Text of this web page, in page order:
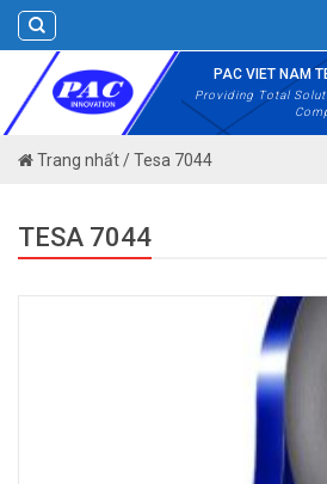
Skip
to
content
PAC VIET NAM
Providing Total
Trang nhất/Tesa 7044
TESA 7044